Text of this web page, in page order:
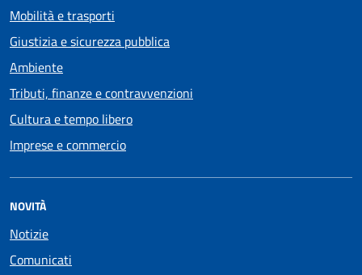
Mobilità e trasporti
Giustizia e sicurezza pubblica
Ambiente
Tributi, finanze e contravvenzioni
Cultura e tempo libero
Imprese e commercio
NOVITÀ
Notizie
Comunicati